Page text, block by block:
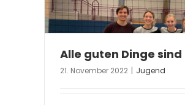
Alle guten Dinge
21. November 2022 | Jugend